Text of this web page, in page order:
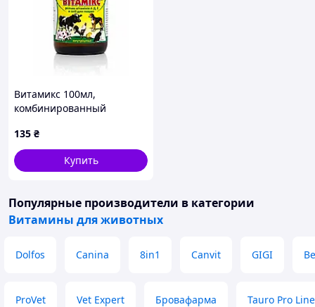
Витамикс 100мл,
комбинированный
и Е
135 ₴
Купить
Популярные производители в категории
Витамины для животных
Dolfos Canina 8in1 Canvit GIGI
ProVet Vet Expert Бровафарма Tauro Pro Line